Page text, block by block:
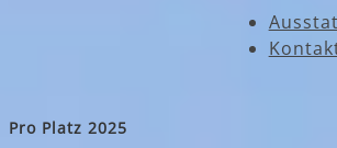
Pro Platz 2025